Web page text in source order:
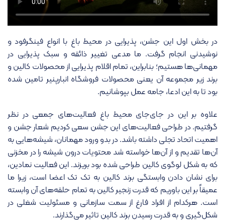
در بخش اول این جشن، پذیرایی در محیط باغ با انواع فینگرفود و
نوشیدنی انجام گرفت. ما مدعی تغییر ذائقه و سبک پذیرایی در
مهمانی‌ها هستیم؛ بنابراین، تمام اقلام پذیرایی از محصولات کالین و
برند زیر مجموعه آن یعنی محصولات فروشگاه انبارپنیر تامین شده
بود تا به این ادعا، جامه عمل بپوشانیم.
علاوه بر این در جای‌جای محیط باغ فعالیت‌های جمعی در نظر
گرفتیم. در طراحی فعالیت‌های این جشن سعی کردیم شعار جشن و
اهمیت اتحاد تجلی داشته باشد. در بدو ورود مهمانان، شیشه‌هایی به
آن‌ها تقدیم و از آن‌ها خواسته شد محتویات درون شیشه را در مخزنی
که به شکل لوگوی کالین طراحی شده بود بریزند. این فعالیت نمادین،
برای نشان دادن وابستگی برند کالین به تک تک اعضا است، زیرا ما
عمیقاً بر این باوریم که قدرت زنجیر کالین به تمام حلقه‌های آن وابسته
است. هرکدام از افراد فارغ از سمت سازمانی و مسئولیت شغلی در
شکل‌گیری و به قدرت رسیدن برند کالین تاثیر می‌گذارند.